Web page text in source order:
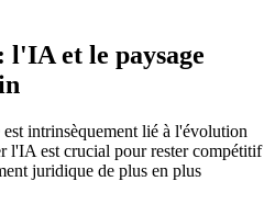
et le paysage
intrinsèquement lié à l'évolution
l'IA est crucial pour rester compétitif
juridique de plus en plus